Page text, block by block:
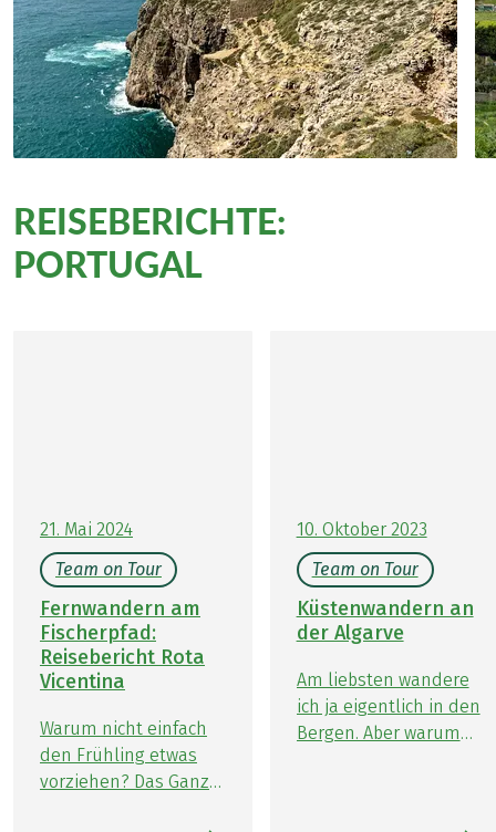
REISEBERICHTE:
PORTUGAL
21. Mai 2024
Team on Tour
Fernwandern am
Fischerpfad:
Reisebericht Rota
Vicentina
Warum nicht einfach
den Frühling etwas
vorziehen? Das Ganze
10. Oktober 2023
Team on Tour
Küstenwandern an
der Algarve
Am liebsten wandere
ich ja eigentlich in den
Bergen. Aber warum